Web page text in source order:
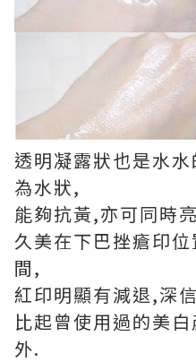
透明凝露狀也是水
為水狀,
能夠抗黃,亦可同時
久美在下巴挫瘡印
間,
紅印明顯有減退,深
比起曾使用過的美
外.